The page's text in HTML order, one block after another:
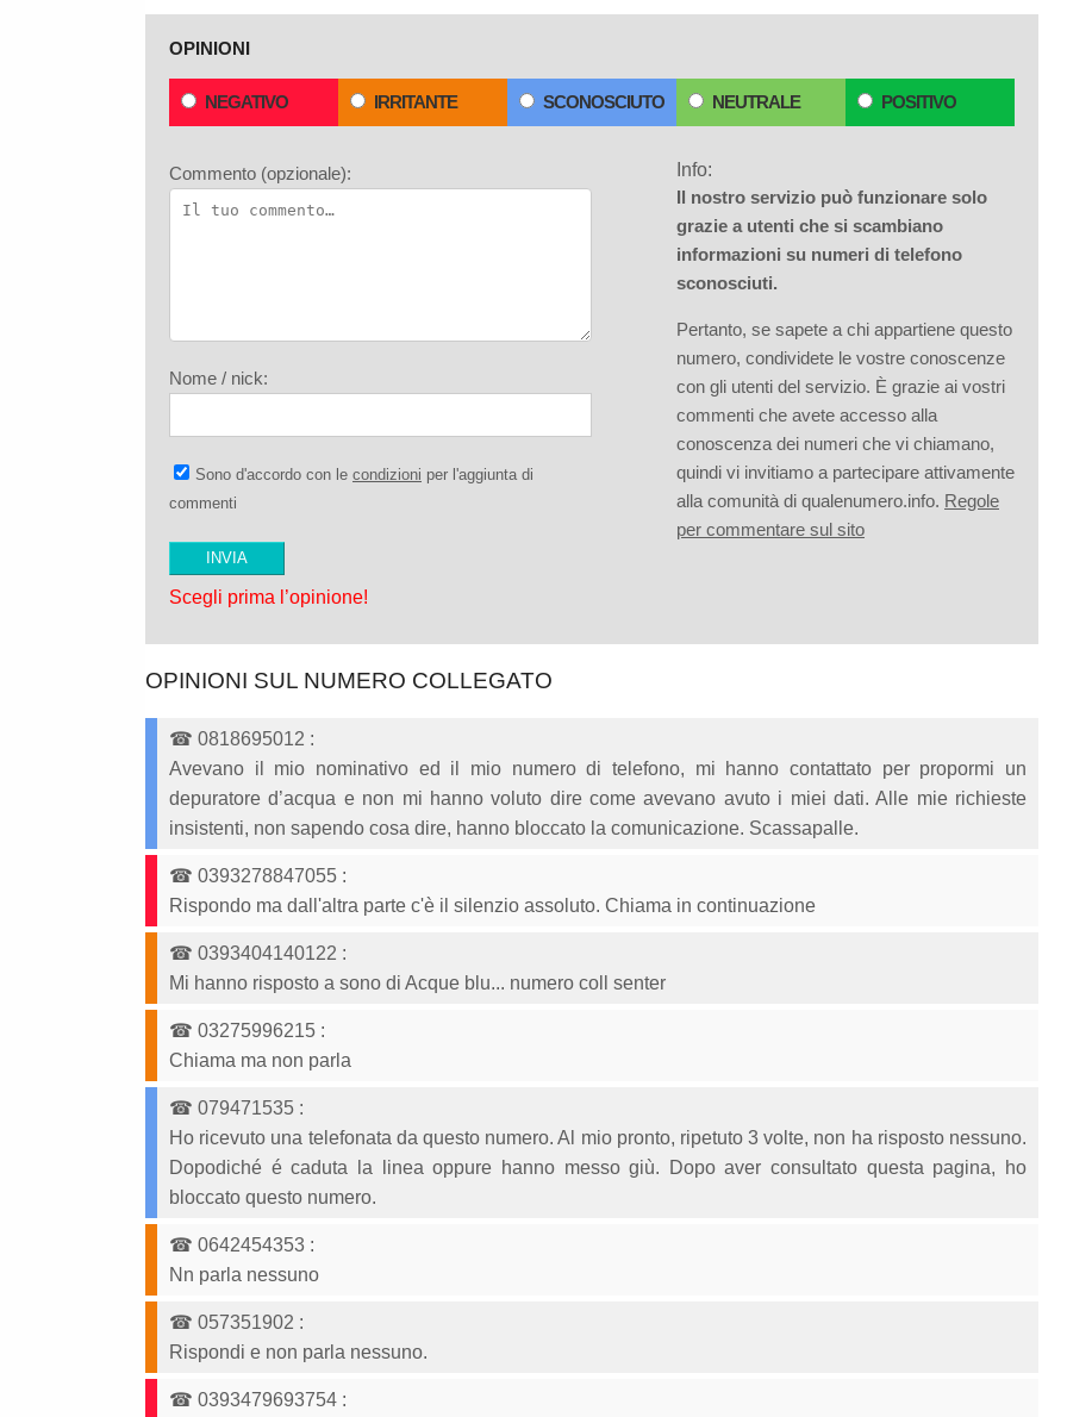
OPINIONI
NEGATIVO IRRITANTE SCONOSCIUTO NEUTRALE POSITIVO
Commento (opzionale):
Nome / nick:
Sono d'accordo con le condizioni per l'aggiunta di
commenti
Scegli prima l’opinione!
Info:
Il nostro servizio può funzionare solo
grazie a utenti che si scambiano
informazioni su numeri di telefono
sconosciuti.
Pertanto, se sapete a chi appartiene questo
numero, condividete le vostre conoscenze
con gli utenti del servizio. È grazie ai vostri
commenti che avete accesso alla
conoscenza dei numeri che vi chiamano,
quindi vi invitiamo a partecipare attivamente
alla comunità di qualenumero.info. Regole
per commentare sul sito
OPINIONI SUL NUMERO COLLEGATO
☎ 0818695012 :
Avevano il mio nominativo ed il mio numero di telefono, mi hanno contattato per propormi un
depuratore d’acqua e non mi hanno voluto dire come avevano avuto i miei dati. Alle mie richieste
insistenti, non sapendo cosa dire, hanno bloccato la comunicazione. Scassapalle.
☎ 0393278847055 :
Rispondo ma dall'altra parte c'è il silenzio assoluto. Chiama in continuazione
☎ 0393404140122 :
Mi hanno risposto a sono di Acque blu... numero coll senter
☎ 03275996215 :
Chiama ma non parla
☎ 079471535 :
Ho ricevuto una telefonata da questo numero. Al mio pronto, ripetuto 3 volte, non ha risposto nessuno.
Dopodiché é caduta la linea oppure hanno messo giù. Dopo aver consultato questa pagina, ho
bloccato questo numero.
☎ 0642454353 :
Nn parla nessuno
☎ 057351902 :
Rispondi e non parla nessuno.
☎ 0393479693754 :